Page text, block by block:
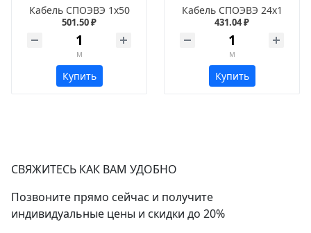
Кабель СПОЭВЭ 1х50
501.50 ₽
м
Купить
Кабель СПОЭВЭ 24х1
431.04 ₽
м
Купить
СВЯЖИТЕСЬ КАК ВАМ УДОБНО
Позвоните прямо сейчас и получите
индивидуальные цены и скидки до 20%